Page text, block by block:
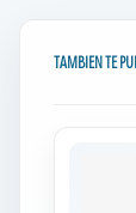
TAMBIEN TE